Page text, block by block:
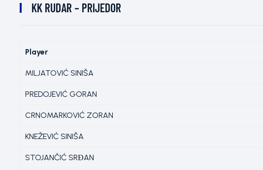
KK RUDAR – PRIJEDOR
Player
MILJATOVIĆ SINIŠA
PREDOJEVIĆ GORAN
CRNOMARKOVIĆ ZORAN
KNEŽEVIĆ SINIŠA
STOJANČIĆ SRĐAN